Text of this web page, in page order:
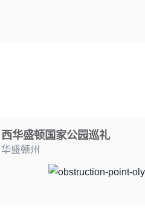
西华盛顿国家公园巡礼
华盛顿州